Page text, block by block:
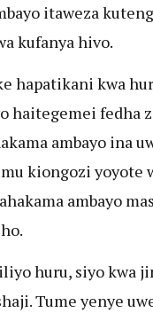
itaweza
kufanya hivo.
hapatikani kwa
haitegemei fedha
ambayo ina
kiongozi yoyote
ambayo
huru, siyo kwa
Tume yenye